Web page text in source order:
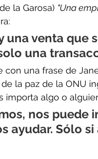
la Garosa) "Una
una venta que
una
con una frase de
la paz de la ONU
importa algo o
nos puede
ayudar. Sólo